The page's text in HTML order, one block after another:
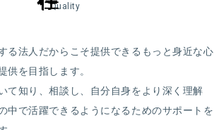
Quality
る法人だからこそ提供できるもっと身近な心
供を目指します。
て知り、相談し、自分自身をより深く理解
中で活躍できるようになるためのサポートを